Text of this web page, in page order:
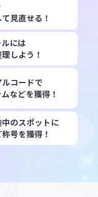
見直せる！
には
しよう！
コードで
などを獲得！
のスポットに
号を獲得！